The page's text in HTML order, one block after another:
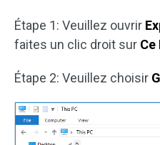
Étape 1: Veuillez ouvrir
faites un clic droit sur Ce
Étape 2: Veuillez choisir